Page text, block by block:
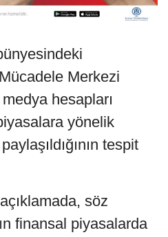
Merkezi
hesapları
yönelik
tespit
söz
finansal piyasalarda